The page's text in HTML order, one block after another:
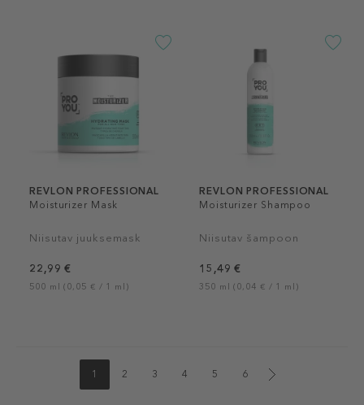
REVLON PROFESSIONAL
Moisturizer Mask
Niisutav juuksemask
22,99 €
500 ml (0,05 € / 1 ml)
REVLON PROFESSIONAL
Moisturizer Shampoo
Niisutav šampoon
15,49 €
350 ml (0,04 € / 1 ml)
1 2 3 4 5 6